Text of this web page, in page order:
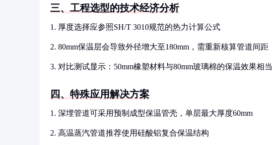
三、工程选型的技术经济分析
1. 厚度选择应参照SH/T 3010规范的热力计算公式
2. 80mm保温层会导致外径增大至180mm，需重新核算管道间距
3. 对比测试显示：50mm橡塑材料与80mm玻璃棉的保温效果相当
四、特殊应用解决方案
1. 深埋管道可采用预制成型保温管壳，单层最大厚度60mm
2. 高温蒸汽管道推荐使用硅酸铝复合保温结构